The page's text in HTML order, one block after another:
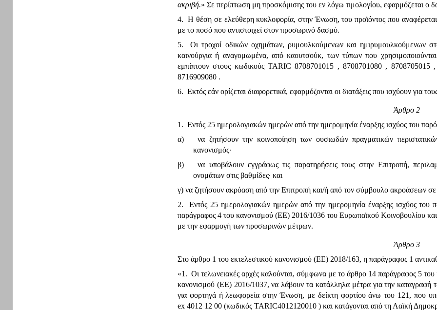
ακριβή.» Σε περίπτωση μη προσκόμισης του εν λόγω τιμολογίου, εφαρμόζεται ο
4. Η θέση σε ελεύθερη κυκλοφορία, στην Ένωση, του προϊόντος που
με το ποσό που αντιστοιχεί στον προσωρινό δασμό.
5. Οι τροχοί οδικών οχημάτων, ρυμουλκούμενων και ημιρυμουλκούμενων
καινούργια ή αναγομωμένα, από καουτσούκ, των τύπων που
εμπίπτουν στους κωδικούς TARIC 8708701015 , 8708701080 ,
8716909080 .
6. Εκτός εάν ορίζεται διαφορετικά, εφαρμόζονται οι διατάξεις που ισχύουν για
Άρθρο 2
1. Εντός 25 ημερολογιακών ημερών από την ημερομηνία έναρξης ισχύος του
α)
να ζητήσουν την κοινοποίηση των ουσιωδών πραγματικών
κανονισμός·
β)
να υποβάλουν εγγράφως τις παρατηρήσεις τους στην Επιτροπή,
ονομάτων στις βαθμίδες· και
γ) να ζητήσουν ακρόαση από την Επιτροπή και/ή από τον σύμβουλο ακροάσεων
2. Εντός 25 ημερολογιακών ημερών από την ημερομηνία έναρξης ισχύος του
παράγραφος 4 του κανονισμού (ΕΕ) 2016/1036 του Ευρωπαϊκού Κοινοβουλίου
με την εφαρμογή των προσωρινών μέτρων.
Άρθρο 3
Στο άρθρο 1 του εκτελεστικού κανονισμού (ΕΕ) 2018/163, η παράγραφος 1
«1. Οι τελωνειακές αρχές καλούνται, σύμφωνα με το άρθρο 14 παράγραφος 5
κανονισμού (ΕΕ) 2016/1037, να λάβουν τα κατάλληλα μέτρα για την
για φορτηγά ή λεωφορεία στην Ένωση, με δείκτη φορτίου άνω του 121, που
ex 4012 12 00 (κωδικός TARIC4012120010 ) και κατάγονται από τη Λαϊκή